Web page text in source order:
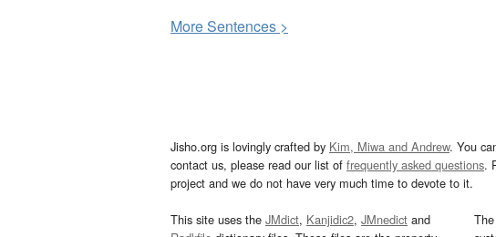
MoreSentences >
Jisho.org is lovingly crafted by Kim, Miwa and Andrew. You
contact us, please read our list of frequently asked questions.
project and we do not have very much time to devote to it.
This site uses the JMdict, Kanjidic2, JMnedict and